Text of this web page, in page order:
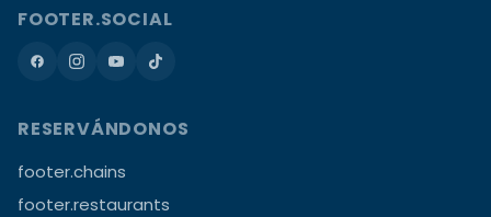
FOOTER.SOCIAL
RESERVÁNDONOS
footer.chains
footer.restaurants